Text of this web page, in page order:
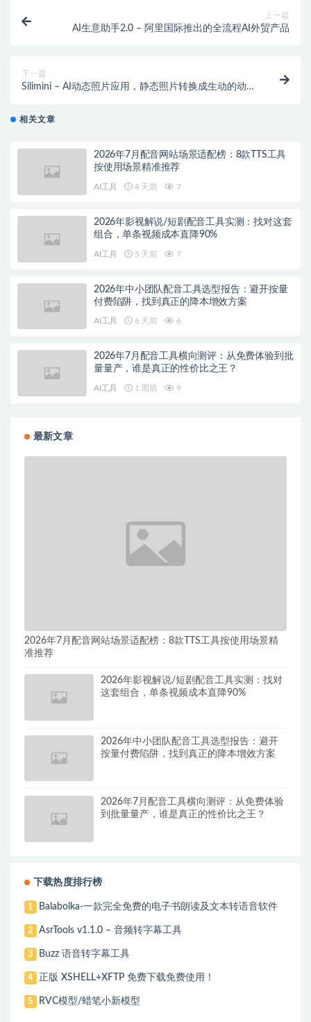
上一篇
AI生意助手2.0 – 阿里国际推出的全流程AI外贸产品
下一篇
Silimini – AI动态照片应用，静态照片转换成生动的动态
相关文章
2026年7月配音网站场景适配榜：8款TTS工具
按使用场景精准推荐
AI工具 4 天前 7
2026年影视解说/短剧配音工具实测：找对这套
组合，单条视频成本直降90%
AI工具 5 天前 7
2026年中小团队配音工具选型报告：避开按量
付费陷阱，找到真正的降本增效方案
AI工具 6 天前 6
2026年7月配音工具横向测评：从免费体验到批
量量产，谁是真正的性价比之王？
AI工具 1 周前 9
最新文章
2026年7月配音网站场景适配榜：8款TTS工具按使用场景精
准推荐
2026年影视解说/短剧配音工具实测：找对
这套组合，单条视频成本直降90%
2026年中小团队配音工具选型报告：避开
按量付费陷阱，找到真正的降本增效方案
2026年7月配音工具横向测评：从免费体验
到批量量产，谁是真正的性价比之王？
下载热度排行榜
1 Balabolka-一款完全免费的电子书朗读及文本转语音软件
2 AsrTools v1.1.0 – 音频转字幕工具
3 Buzz 语音转字幕工具
4 正版 XSHELL+XFTP 免费下载免费使用！
5 RVC模型/蜡笔小新模型